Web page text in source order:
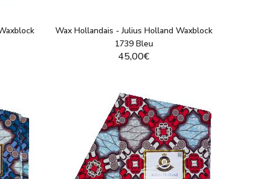
Wax Hollandais - Julius Holland Waxblock
1739 Bleu
45,00€